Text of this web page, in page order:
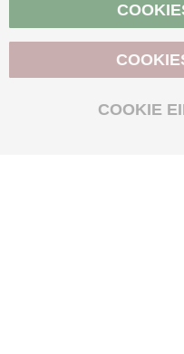
BIO-ZERTIFIZIERT
COOKIE